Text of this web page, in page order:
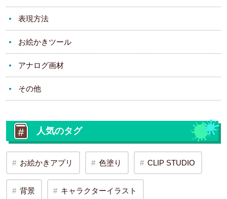
表現方法
お絵かきツール
アナログ画材
その他
人気のタグ
お絵かきアプリ 色塗り CLIP STUDIO
背景 キャラクターイラスト